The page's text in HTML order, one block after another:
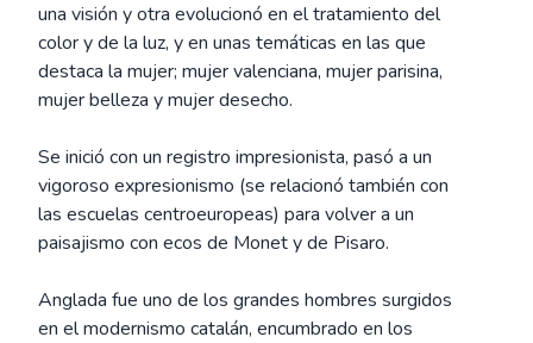
una visión y otra evolucionó en el tratamiento del
color y de la luz, y en unas temáticas en las que
destaca la mujer; mujer valenciana, mujer parisina,
mujer belleza y mujer desecho.
Se inició con un registro impresionista, pasó a un
vigoroso expresionismo (se relacionó también con
las escuelas centroeuropeas) para volver a un
paisajismo con ecos de Monet y de Pisaro.
Anglada fue uno de los grandes hombres surgidos
en el modernismo catalán, encumbrado en los